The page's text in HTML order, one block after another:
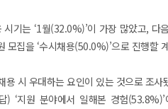
기는 ‘1월(32.0%)’이 가장 많았고,
모집을 ‘수시채용(50.0%)’으로 진행할
시 우대하는 요인이 있는 것으로 조
) ‘지원 분야에서 일해본 경험